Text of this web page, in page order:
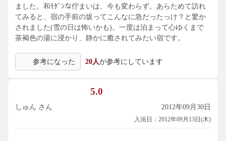
ました。和ﾓﾀﾞﾝな佇まいは、今も変わらず。あらためて訪れ
てみると、宿の手前の坂ってこんなに急だったっけ？と驚か
されました(雪の日は怖いかも)。一度は泊まって心ゆくまで
茶褐色の湯に浸かり、静かに癒されてみたい宿です。
参考になった 20人が参考にしています
5.0
しゅん さん 2012年09月30日
入浴日：2012年09月13日(木)